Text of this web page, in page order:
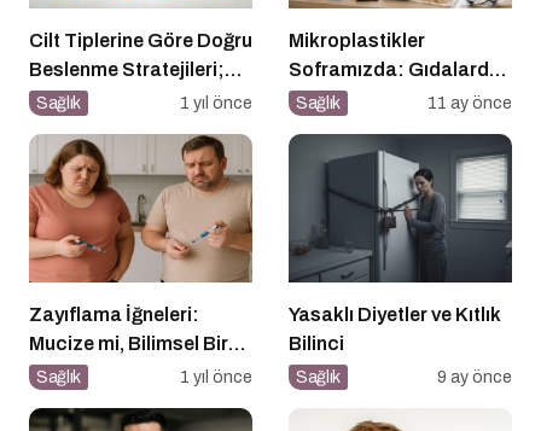
Cilt Tiplerine Göre Doğru
Beslenme Stratejileri;
Genç ve Parlak Cilt İçin
Sağlık 1 yıl önce
Mikroplastikler
Soframızda: Gıdalardan
Bedenimize Nasıl
Sağlık 11 ay önce
Zayıflama İğneleri:
Mucize mi, Bilimsel Bir
Araç mı?
Sağlık 1 yıl önce
Yasaklı Diyetler ve Kıtlık
Bilinci
Sağlık 9 ay önce